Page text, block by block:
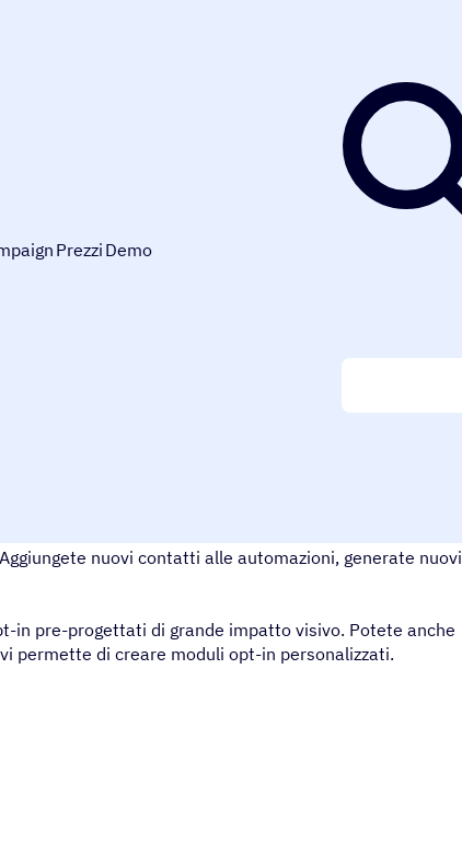
Prezzi Demo
nuovi contatti alle automazioni, generate nuovi
in pre-progettati di grande impatto visivo. Potete anche
permette di creare moduli opt-in personalizzati.